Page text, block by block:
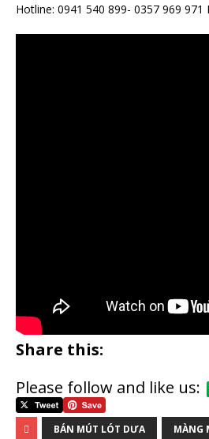
Hotline: 0941 540 899- 0357 969 971
Share this:
Please follow and like us:
BÁN MÚT LÓT DƯA MÀNG